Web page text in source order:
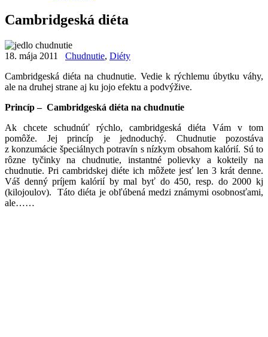
Cambridgeská diéta
18. mája 2011 Chudnutie, Diéty
Cambridgeská diéta na chudnutie. Vedie k rýchlemu úbytku váhy,
ale na druhej strane aj ku jojo efektu a podvýžive.
Princíp – Cambridgeská diéta na chudnutie
Ak chcete schudnúť rýchlo, cambridgeská diéta Vám v tom
pomôže. Jej princíp je jednoduchý. Chudnutie pozostáva
z konzumácie špeciálnych potravín s nízkym obsahom kalórií. Sú to
rôzne tyčinky na chudnutie, instantné polievky a kokteily na
chudnutie. Pri cambridskej diéte ich môžete jesť len 3 krát denne.
Váš denný príjem kalórií by mal byť do 450, resp. do 2000 kj
(kilojoulov). Táto diéta je obľúbená medzi známymi osobnosťami,
ale……